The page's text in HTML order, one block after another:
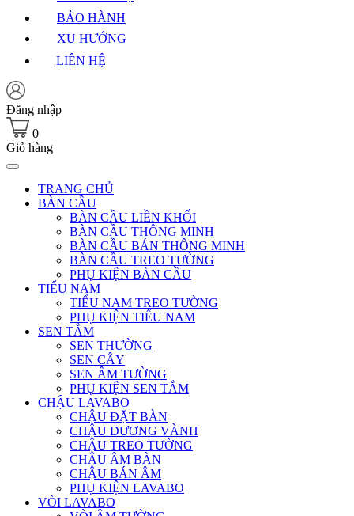
BẢO HÀNH
XU HƯỚNG
LIÊN HỆ
Đăng nhập
0
Giỏ hàng
TRANG CHỦ
BÀN CẦU
BÀN CẦU LIỀN KHỐI
BÀN CẦU THÔNG MINH
BÀN CẦU BÁN THÔNG MINH
BÀN CẦU TREO TƯỜNG
PHỤ KIỆN BÀN CẦU
TIỂU NAM
TIỂU NAM TREO TƯỜNG
PHỤ KIỆN TIỂU NAM
SEN TẮM
SEN THƯỜNG
SEN CÂY
SEN ÂM TƯỜNG
PHỤ KIỆN SEN TẮM
CHẬU LAVABO
CHẬU ĐẶT BÀN
CHẬU DƯƠNG VÀNH
CHẬU TREO TƯỜNG
CHẬU ÂM BÀN
CHẬU BÁN ÂM
PHỤ KIỆN LAVABO
VÒI LAVABO